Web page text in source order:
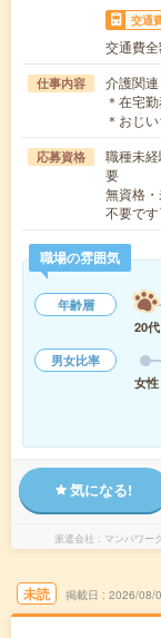
交通
交通費
仕事内容
介護関連
＊在宅
＊おじ
応募資格
職種未
要
無資格
不要で
職場の雰囲気
年齢層
20代
男女比率
女性
気になる!
派遣会社 マンパワー
未読 掲載日 2026/08/